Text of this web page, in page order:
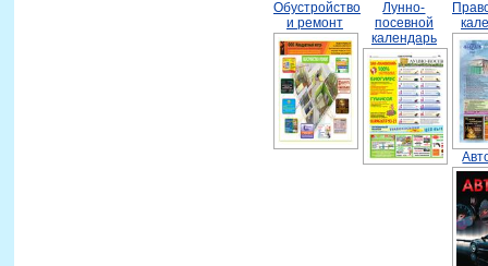
Обустройство
и ремонт
Лунно-
посевной
календарь